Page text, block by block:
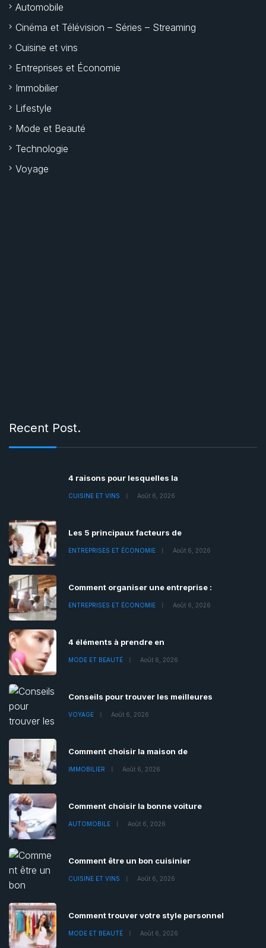
Automobile
Cinéma et Télévision – Séries – Streaming
Cuisine et vins
Entreprises et Économie
Immobilier
Lifestyle
Mode et Beauté
Technologie
Voyage
Recent Post.
4 raisons pour lesquelles la
CUISINE ET VINS Août 6, 2026
Les 5 principaux facteurs de
ENTREPRISES ET ÉCONOMIE Août 6, 2026
Comment organiser une entreprise :
ENTREPRISES ET ÉCONOMIE Août 6, 2026
4 éléments à prendre en
MODE ET BEAUTÉ Août 6, 2026
Conseils pour trouver les meilleures
VOYAGE Août 6, 2026
Comment choisir la maison de
IMMOBILIER Août 6, 2026
Comment choisir la bonne voiture
AUTOMOBILE Août 6, 2026
Comment être un bon cuisinier
CUISINE ET VINS Août 6, 2026
Comment trouver votre style personnel
MODE ET BEAUTÉ Août 6, 2026